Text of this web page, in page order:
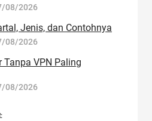
08/2026
Jenis, dan Contohnya
08/2026
Tanpa VPN Paling
08/2026